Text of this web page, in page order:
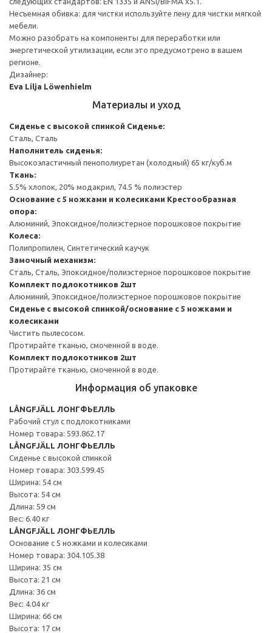
Несъемная обивка: для чистки используйте пену для чистки мягкой
мебели.
Можно разобрать на компоненты для переработки или
энергетической утилизации, если это предусмотрено в вашем
регионе.
Дизайнер:
Eva Lilja Löwenhielm
Материалы и уход
Сиденье с высокой спинкой Сиденье:
Сталь, Сталь
Наполнитель сиденья:
Высокоэластичный пенополиуретан (холодный) 65 кг/куб.м
Ткань:
5.5% хлопок, 20% модакрил, 74.5 % полиэстер
Основание с 5 ножками и колесиками Крестообразная
опора:
Алюминий, Эпоксидное/полиэстерное порошковое покрытие
Колеса:
Полипропилен, Синтетический каучук
Замочный механизм:
Сталь, Сталь, Эпоксидное/полиэстерное порошковое покрытие
Комплект подлокотников 2шт
Алюминий, Эпоксидное/полиэстерное порошковое покрытие
Сиденье с высокой спинкой/основание с 5 ножками и
колесиками
Чистить пылесосом.
Протирайте тканью, смоченной в воде.
Комплект подлокотников 2шт
Протирайте тканью, смоченной в воде.
Информация об упаковке
LÅNGFJÄLL ЛОНГФЬЕЛЛЬ
Рабочий стул с подлокотниками
Номер товара: 593.862.17
LÅNGFJÄLL ЛОНГФЬЕЛЛЬ
Сиденье с высокой спинкой
Номер товара: 303.599.45
Ширина: 54 см
Высота: 54 см
Длина: 59 см
Вес: 6.40 кг
LÅNGFJÄLL ЛОНГФЬЕЛЛЬ
Основание с 5 ножками и колесиками
Номер товара: 304.105.38
Ширина: 35 см
Высота: 21 см
Длина: 36 см
Вес: 4.04 кг
Ширина: 66 см
Высота: 17 см